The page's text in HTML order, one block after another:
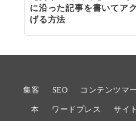
に沿った記事を書いてア
げる方法
集客 SEO コンテンツマ
本 ワードプレス サイ